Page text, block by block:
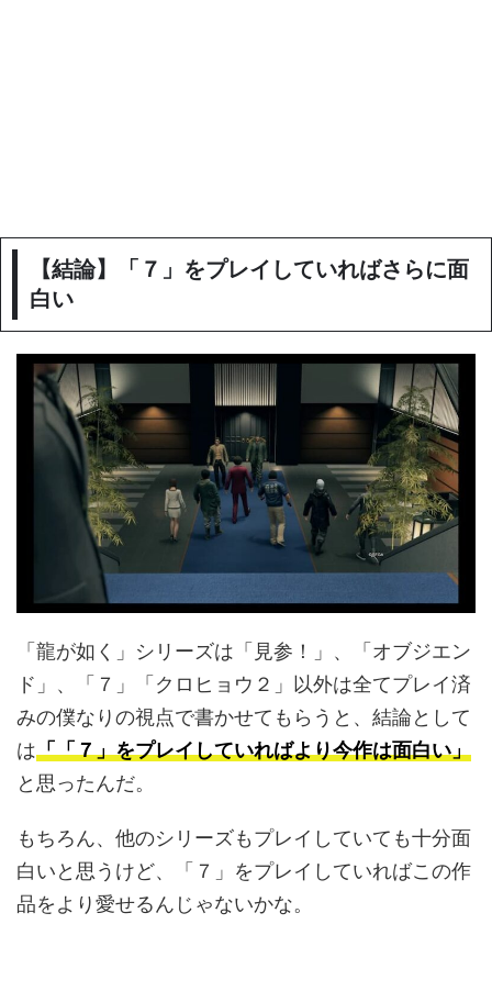
【結論】「７」をプレイしていればさらに面
白い
「龍が如く」シリーズは「見参！」、「オブジエン
ド」、「７」「クロヒョウ２」以外は全てプレイ済
みの僕なりの視点で書かせてもらうと、結論として
は「「７」をプレイしていればより今作は面白い」
と思ったんだ。
もちろん、他のシリーズもプレイしていても十分面
白いと思うけど、「７」をプレイしていればこの作
品をより愛せるんじゃないかな。